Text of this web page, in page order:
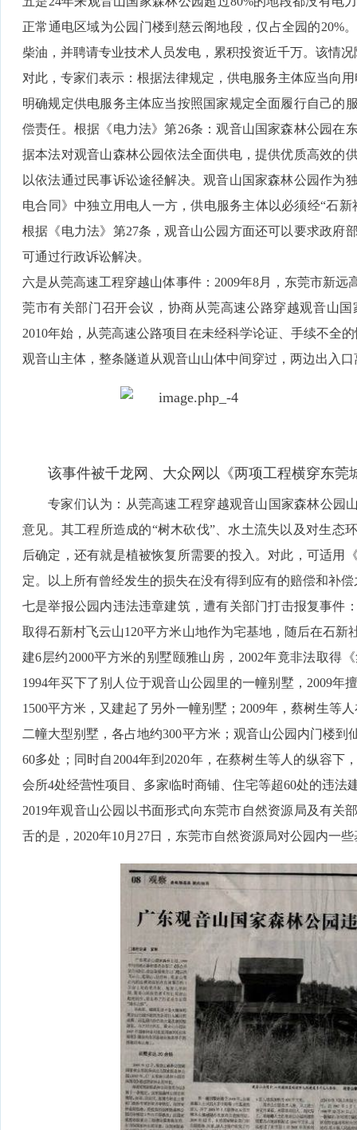
正常通电区域为公园门楼到慈云阁地段，仅占全园的20%
柴油，并聘请专业技术人员发电，累积投资近千万。该情
对此，专家们表示：根据法律规定，供电服务主体应当向
明确规定供电服务主体应当按照国家规定全面履行自己的
偿责任。根据《电力法》第26条：观音山国家森林公园在
据本法对观音山森林公园依法全面供电，提供优质高效的
以依法通过民事诉讼途径解决。观音山国家森林公园作为
电合同》中独立用电人一方，供电服务主体以必须经“石
根据《电力法》第27条，观音山公园方面还可以要求政府
可通过行政诉讼解决。
六是从莞高速工程穿越山体事件：2009年8月，东莞市新
莞市有关部门召开会议，协商从莞高速公路穿越观音山
2010年始，从莞高速公路项目在未经科学论证、手续不全
观音山主体，整条隧道从观音山山体中间穿过，两边出入口
该事件被千龙网、大众网以《两项工程横穿东莞
专家们认为：从莞高速工程穿越观音山国家森林公园
意见。其工程所造成的“树木砍伐”、水土流失以及对生态
后确定，还有就是植被恢复所需要的投入。对此，可适用
定。以上所有曾经发生的损失在没有得到应有的赔偿和补
七是举报公园内违法违章建筑，遭有关部门打击报复事件
取得石新村飞云山120平方米山地作为宅基地，随后在石
建6层约2000平方米的别墅颐雅山房，2002年竟非法取得
1994年买下了别人位于观音山公园里的一幢别墅，2009年
1500平方米，又建起了另外一幢别墅；2009年，蔡树生等
二幢大型别墅，各占地约300平方米；观音山公园内门楼
60多处；同时自2004年到2020年，在蔡树生等人的纵容
会所4处经营性项目、多家临时商铺、住宅等超60处的违法
2019年观音山公园以书面形式向东莞市自然资源局及有关
舌的是，2020年10月27日，东莞市自然资源局对公园内一